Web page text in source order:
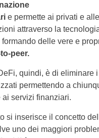
e permette ai privati e
attraverso la
delle vere e
peer.
quindi, è di eliminare
permettendo a
ai servizi finanziari.
si inserisce il concetto
uno dei maggiori